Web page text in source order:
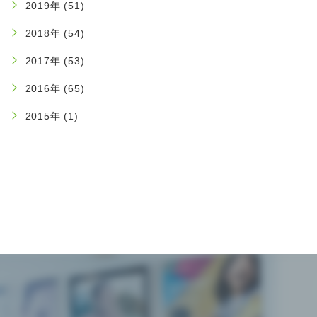
2019年 (51)
2018年 (54)
2017年 (53)
2016年 (65)
2015年 (1)